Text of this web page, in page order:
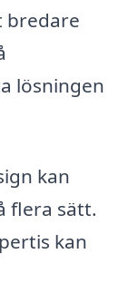
bredare
lösningen
kan
flera sätt.
kan